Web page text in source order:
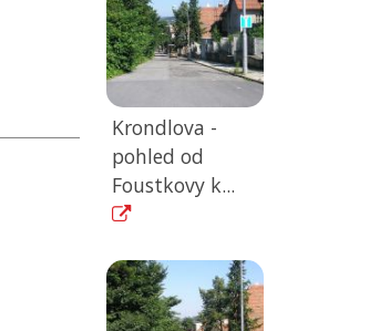
Krondlova -
pohled od
Foustkovy k...